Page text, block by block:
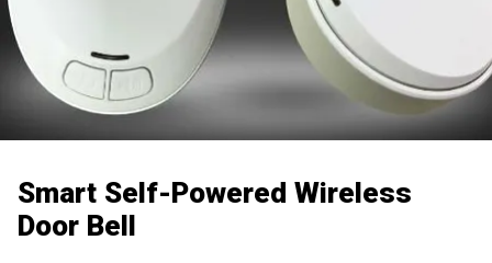
Smart Self-Powered Wireless
Door Bell